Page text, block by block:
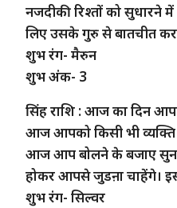
नजदीकी रिश्तों को
लिए उसके गुरु से बातचीत
शुभ रंग- मैरुन
शुभ अंक- 3
सिंह राशि : आज का दिन
आज आपको किसी भी
आज आप बोलने के बजाए सुनने
होकर आपसे जुडऩा चाहेंगे।
शुभ रंग- सिल्वर